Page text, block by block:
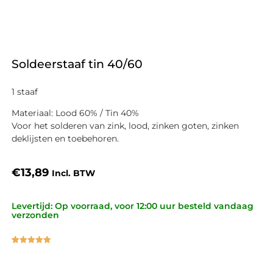
Soldeerstaaf tin 40/60
1 staaf
Materiaal: Lood 60% / Tin 40%
Voor het solderen van zink, lood, zinken goten, zinken
deklijsten en toebehoren.
€13,89 Incl. BTW
Levertijd: Op voorraad, voor 12:00 uur besteld vandaag
verzonden